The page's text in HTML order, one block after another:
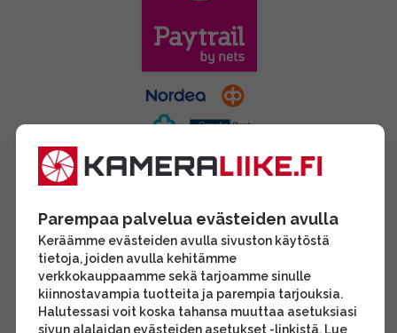
Parempaa palvelua evästeiden avulla
Keräämme evästeiden avulla sivuston käytöstä
tietoja, joiden avulla kehitämme
verkkokauppaamme sekä tarjoamme sinulle
kiinnostavampia tuotteita ja parempia tarjouksia.
Halutessasi voit koska tahansa muuttaa asetuksiasi
sivun alalaidan evästeiden asetukset -linkistä. Lue